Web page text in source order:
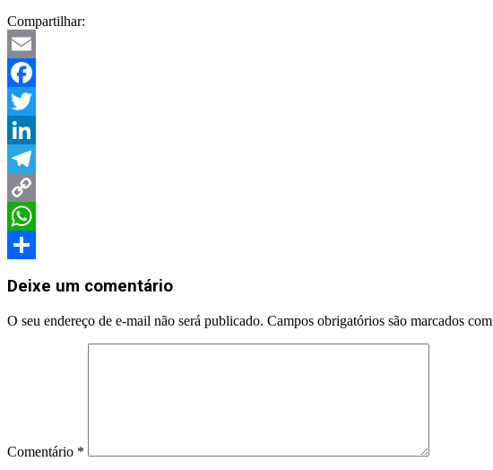
Compartilhar:
Email
Facebook
Twitter
LinkedIn
Telegram
Copy
Link
WhatsApp
09-
Deixe um comentário
O seu endereço de e-mail não será publicado. Campos obrigatórios são marcados com
Comentário *